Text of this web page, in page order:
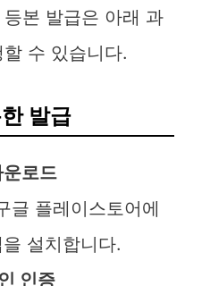
본 발급은 아래 과
수 있습니다.
발급
로드
글 플레이스토어에
설치합니다.
인증